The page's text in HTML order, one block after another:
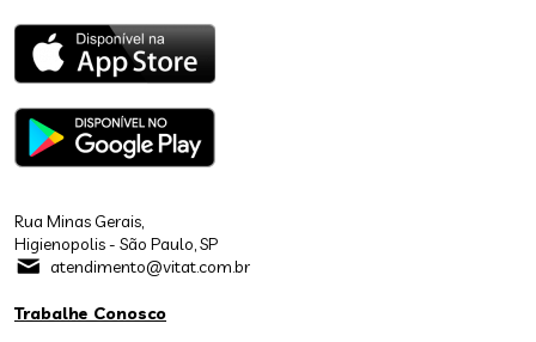
Rua Minas Gerais,
Higienopolis - São Paulo, SP
atendimento@vitat.com.br
Trabalhe Conosco